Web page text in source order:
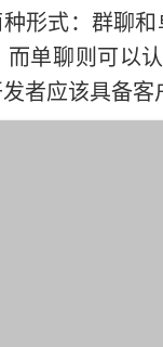
形式：群聊和
单聊则可以
者应该具备客